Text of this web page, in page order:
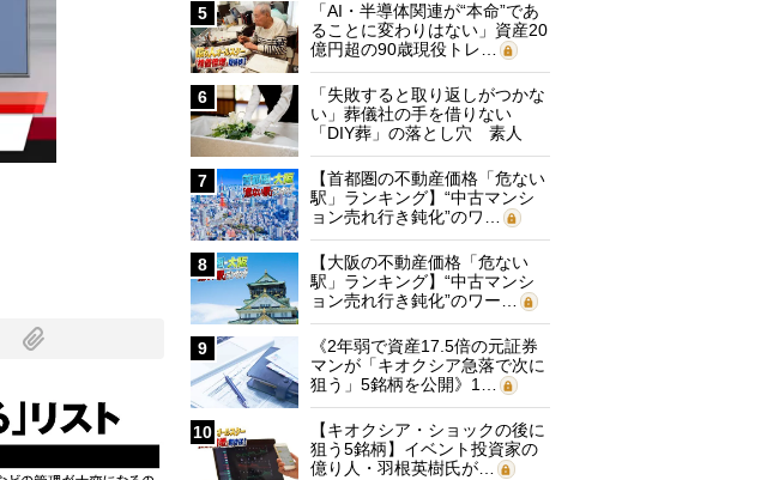
5
「AI・半導体関連が“本命”であ
ることに変わりはない」資産20
億円超の90歳現役トレ…
6
「失敗すると取り返しがつかな
い」葬儀社の手を借りない
「DIY葬」の落とし穴 素人
に…
7
【首都圏の不動産価格「危ない
駅」ランキング】“中古マンシ
ョン売れ行き鈍化”のワ…
8
【大阪の不動産価格「危ない
駅」ランキング】“中古マンシ
ョン売れ行き鈍化”のワー…
9
《2年弱で資産17.5倍の元証券
マンが「キオクシア急落で次に
狙う」5銘柄を公開》1…
10
【キオクシア・ショックの後に
狙う5銘柄】イベント投資家の
億り人・羽根英樹氏が…